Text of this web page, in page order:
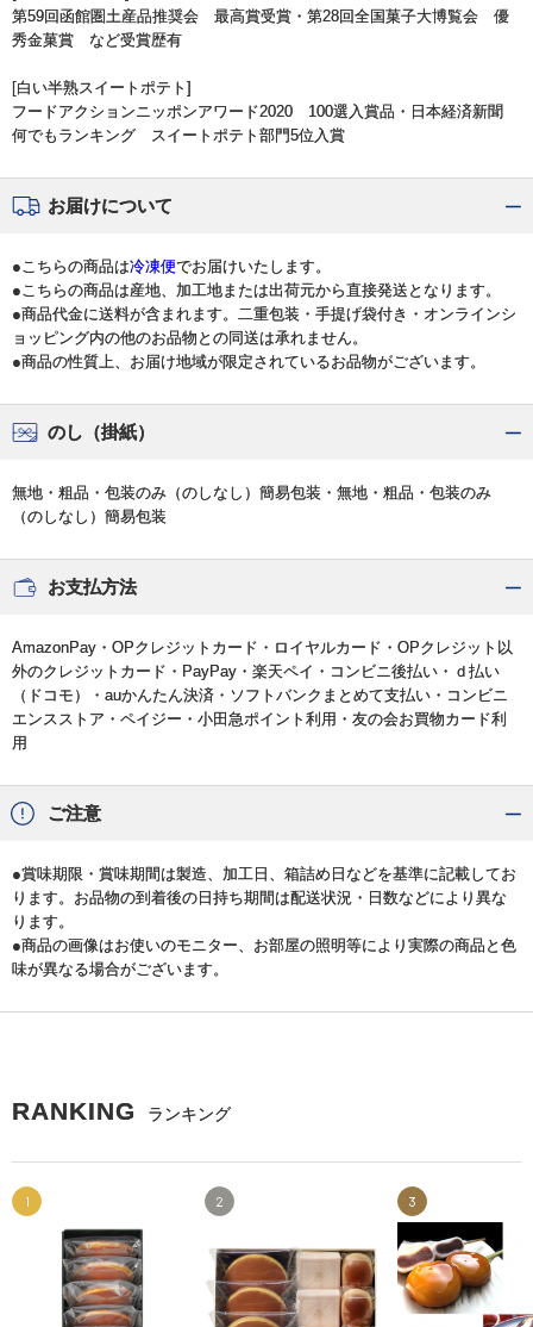
第59回函館圏土産品推奨会 最高賞受賞・第28回全国菓子大博覧会 優
秀金菓賞 など受賞歴有
[白い半熟スイートポテト]
フードアクションニッポンアワード2020 100選入賞品・日本経済新聞
何でもランキング スイートポテト部門5位入賞
お届けについて
●こちらの商品は冷凍便でお届けいたします。
●こちらの商品は産地、加工地または出荷元から直接発送となります。
●商品代金に送料が含まれます。二重包装・手提げ袋付き・オンラインシ
ョッピング内の他のお品物との同送は承れません。
●商品の性質上、お届け地域が限定されているお品物がございます。
のし（掛紙）
無地・粗品・包装のみ（のしなし）簡易包装・無地・粗品・包装のみ
（のしなし）簡易包装
お支払方法
AmazonPay・OPクレジットカード・ロイヤルカード・OPクレジット以
外のクレジットカード・PayPay・楽天ペイ・コンビニ後払い・ｄ払い
（ドコモ）・auかんたん決済・ソフトバンクまとめて支払い・コンビニ
エンスストア・ペイジー・小田急ポイント利用・友の会お買物カード利
用
ご注意
●賞味期限・賞味期間は製造、加工日、箱詰め日などを基準に記載してお
ります。お品物の到着後の日持ち期間は配送状況・日数などにより異な
ります。
●商品の画像はお使いのモニター、お部屋の照明等により実際の商品と色
味が異なる場合がございます。
RANKING ランキング
1 2 3